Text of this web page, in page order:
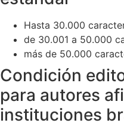
Hasta 30.000
de 30.001 a 50.000
más de 50.000
Condición
para autores
instituciones